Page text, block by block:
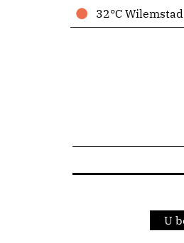
32°C Wilemstad
U